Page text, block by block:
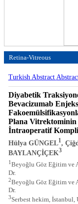
Retina-Vitreous
Turkish Abstract
Diyabetik
Bevacizumab
Plana Vitrektominin
İntraoperatif
Hülya GÜNGEL1,
BAYLANÇİÇEK3
1 Beyoğlu Göz Eğitim ve
Dr.
2Beyoğlu Göz Eğitim ve
Dr.
3Serbest hekim, İstanbul,